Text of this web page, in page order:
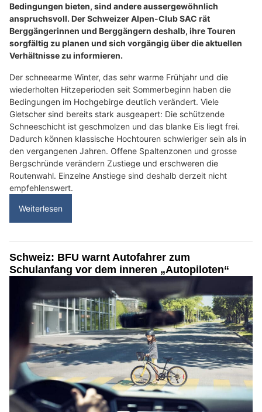
Bedingungen bieten, sind andere aussergewöhnlich
anspruchsvoll. Der Schweizer Alpen-Club SAC rät
Berggängerinnen und Berggängern deshalb, ihre Touren
sorgfältig zu planen und sich vorgängig über die aktuellen
Verhältnisse zu informieren.
Der schneearme Winter, das sehr warme Frühjahr und die
wiederholten Hitzeperioden seit Sommerbeginn haben die
Bedingungen im Hochgebirge deutlich verändert. Viele
Gletscher sind bereits stark ausgeapert: Die schützende
Schneeschicht ist geschmolzen und das blanke Eis liegt frei.
Dadurch können klassische Hochtouren schwieriger sein als in
den vergangenen Jahren. Offene Spaltenzonen und grosse
Bergschründe verändern Zustiege und erschweren die
Routenwahl. Einzelne Anstiege sind deshalb derzeit nicht
empfehlenswert.
Weiterlesen
Schweiz: BFU warnt Autofahrer zum
Schulanfang vor dem inneren „Autopiloten“